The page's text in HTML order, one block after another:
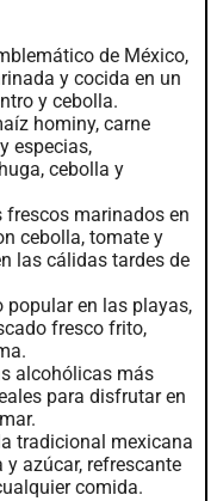
de México,
y cocida en un
y cebolla.
hominy, carne
especias,
cebolla y
frescos marinados en
cebolla, tomate y
las cálidas tardes de
popular en las playas,
fresco frito,
alcohólicas más
para disfrutar en
tradicional mexicana
y azúcar, refrescante
comida.